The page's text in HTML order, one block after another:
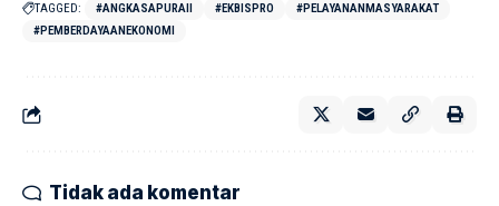
TAGGED: #ANGKASAPURAII #EKBISPRO
#PELAYANANMASYARAKAT
#PEMBERDAYAANEKONOMI
Tidak ada komentar